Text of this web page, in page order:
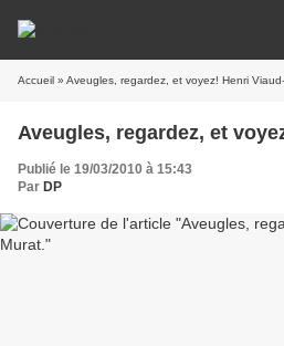
Accueil » Aveugles, regardez, et voyez! Henri Viaud-
Aveugles, regardez, et
Publié le 19/03/2010 à 15:43
Par DP